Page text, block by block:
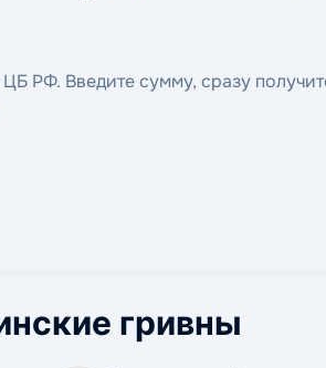
РФ. Введите сумму, сразу
гривны